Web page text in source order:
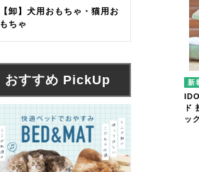
ド
ッ
【卸】犬用おもちゃ・猫用お
もちゃ
おすすめ PickUp